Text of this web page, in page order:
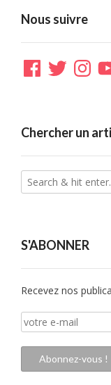
Nous suivre
Facebook
Twitter
Chercher un
S'ABONNER
Recevez nos
votre
e-
mail
Abonnez-vous !